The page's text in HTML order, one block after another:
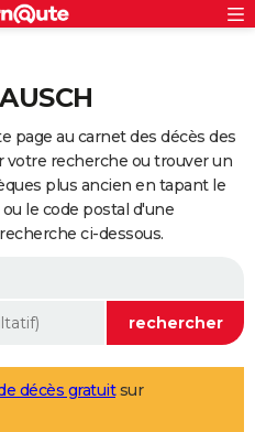
page au carnet des décès des
votre recherche ou trouver un
plus ancien en tapant le
le code postal d'une
ci-dessous.
décès gratuitsur